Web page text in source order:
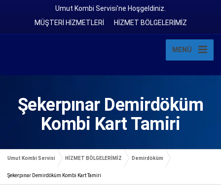
Umut Kombi Servisi'ne Hoşgeldiniz.
MÜŞTERİ HİZMETLERİ
HİZMET BÖLGELERİMİZ
MENÜ
Şekerpınar Demirdöküm
Kombi Kart Tamiri
Umut Kombi Servisi HİZMET BÖLGELERİMİZ Demirdöküm
Şekerpınar Demirdöküm Kombi Kart Tamiri